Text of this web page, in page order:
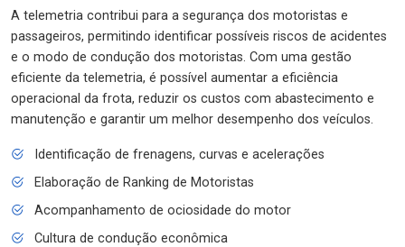
A telemetria contribui para a segurança dos motoristas e
passageiros, permitindo identificar possíveis riscos de acidentes
e o modo de condução dos motoristas. Com uma gestão
eficiente da telemetria, é possível aumentar a eficiência
operacional da frota, reduzir os custos com abastecimento e
manutenção e garantir um melhor desempenho dos veículos.
Identificação de frenagens, curvas e acelerações
Elaboração de Ranking de Motoristas
Acompanhamento de ociosidade do motor
Cultura de condução econômica